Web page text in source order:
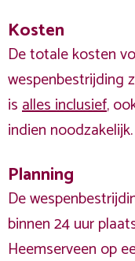
Kosten
De totale kosten
wespenbestrijding
isalles inclusief,
indien noodzakelijk.
Planning
De
binnen 24 uur
Heemserveen op